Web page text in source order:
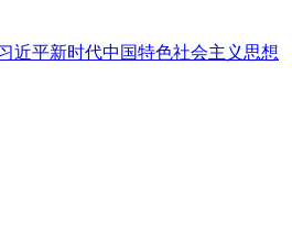
近平新时代中国特色社会主义思想